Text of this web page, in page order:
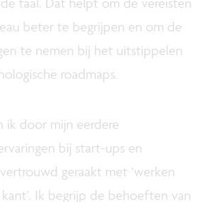
beter te begrijpen en om de
te nemen bij het uitstippelen
roadmaps.
ik door mijn eerdere
bij start-ups en
geraakt met ‘werken
Ik begrijp de behoeften van